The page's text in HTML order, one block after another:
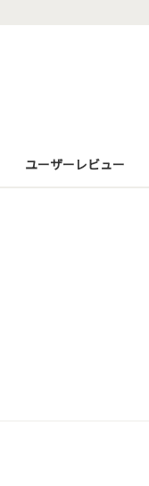
ユーザーレビュー